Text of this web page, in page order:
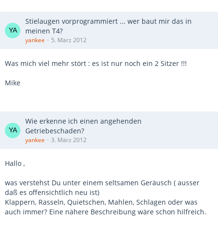
Stielaugen vorprogrammiert ... wer baut mir das in
meinen T4?
yankee 5. März 2012
Was mich viel mehr stört : es ist nur noch ein 2 Sitzer !!!
Mike
Wie erkenne ich einen angehenden
Getriebeschaden?
yankee 3. März 2012
Hallo ,
was verstehst Du unter einem seltsamen Geräusch ( ausser
daß es offensichtlich neu ist)
Klappern, Rasseln, Quietschen, Mahlen, Schlagen oder was
auch immer? Eine nähere Beschreibung wäre schon hilfreich.